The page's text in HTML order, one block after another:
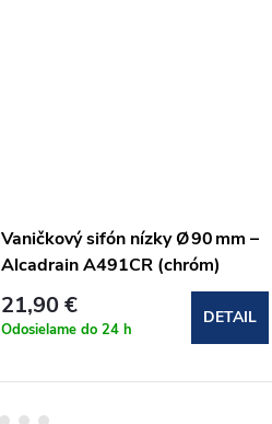
Vaničkový sifón nízky Ø 90 mm –
Alcadrain A491CR (chróm)
21,90 €
Odosielame do 24 h
DETAIL